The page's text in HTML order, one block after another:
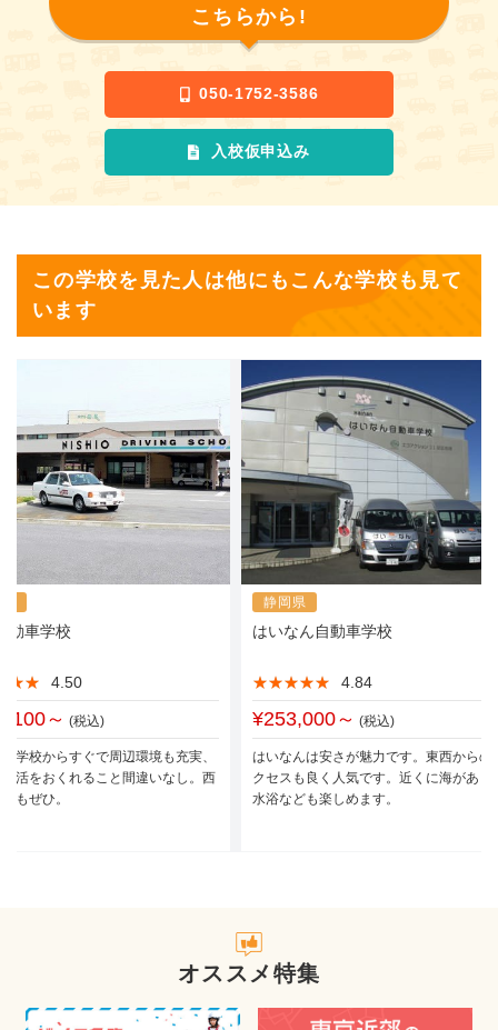
こちらから!
050-1752-3586
入校仮申込み
この学校を見た人は他にもこんな学校も見て
います
動車学校
4.50
～ (税込)
学校からすぐで周辺環境も充実、
活をおくれること間違いなし。西
もぜひ。
静岡県
はいなん自動車学校
★★★★★
★★★★★ 4.84
¥253,000～ (税込)
はいなんは安さが魅力です。東西からの
クセスも良く人気です。近くに海があり
水浴なども楽しめます。
オススメ特集